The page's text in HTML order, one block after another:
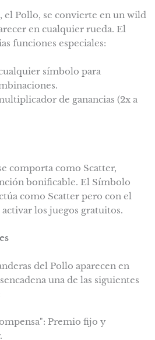
el Pollo, se convierte en un wild
en cualquier rueda. El
funciones especiales:
símbolo para
de ganancias (2x a
comporta como Scatter,
bonificable. El Símbolo
como Scatter pero con el
los juegos gratuitos.
del Pollo aparecen en
una de las siguientes
Premio fijo y